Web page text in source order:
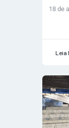
18 de
Leia